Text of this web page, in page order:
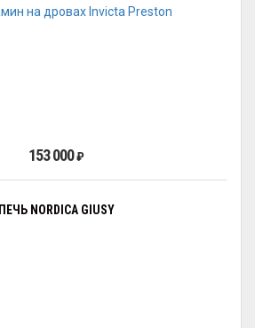
153 000₽
ПЕЧЬ NORDICA GIUSY